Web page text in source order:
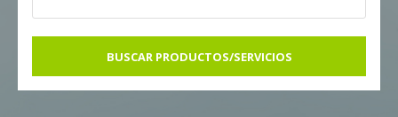
BUSCAR PRODUCTOS/SERVICIOS